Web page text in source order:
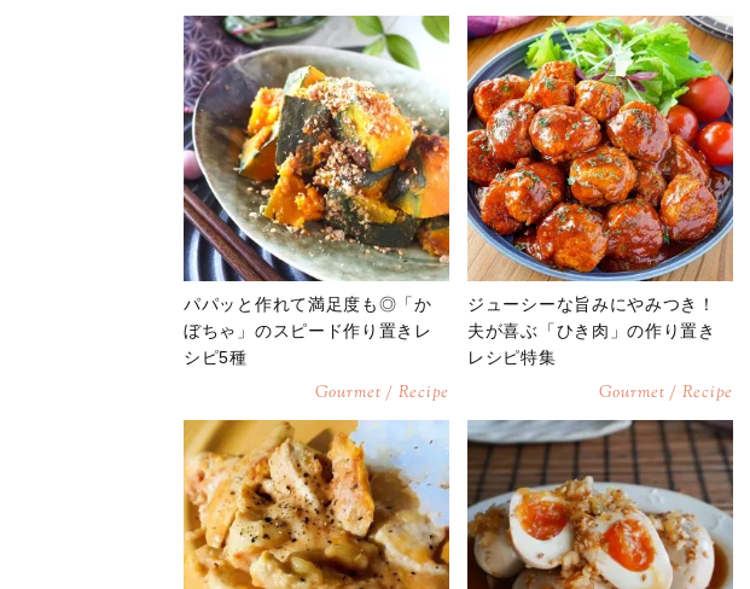
パパッと作れて満足度も◎「か
ぼちゃ」のスピード作り置きレ
シピ5種
Gourmet / Recipe
ジューシーな旨みにやみつき！
夫が喜ぶ「ひき肉」の作り置き
レシピ特集
Gourmet / Recipe